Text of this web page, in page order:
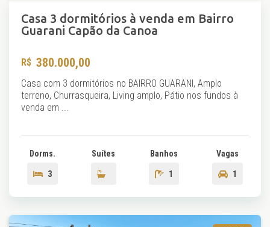
Casa 3 dormitórios à venda em Bairro
Guarani Capão da Canoa
380.000,00
Casa com 3 dormitórios no BAIRRO GUARANI, Amplo
terreno, Churrasqueira, Living amplo, Pátio nos fundos à
venda em ...
Dorms.
3
Suítes Banhos
1
Vagas
1